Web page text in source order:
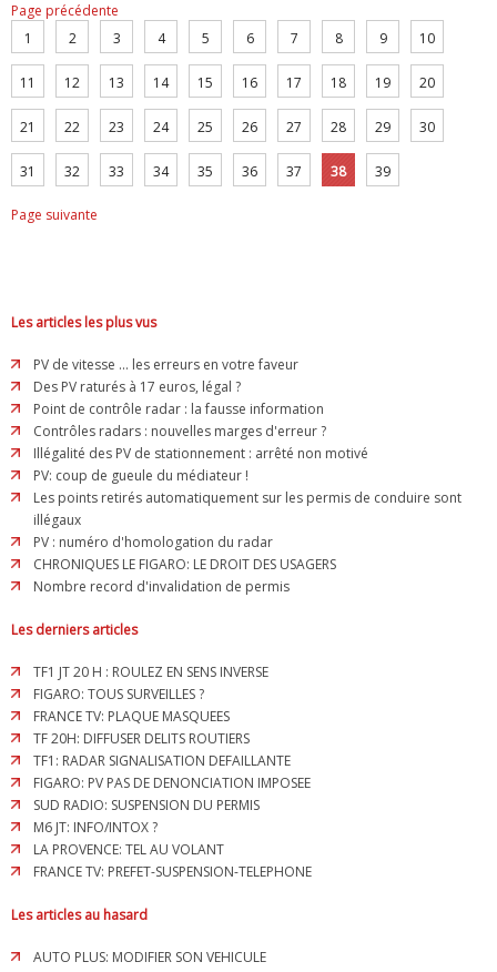
Page précédente
1
2 3 4 5 6 7 8 9 10
11 12 13 14 15 16 17 18 19 20
21 22 23 24 25 26 27 28 29 30
31 32 33 34 35 36 37 38 39
Page suivante
Les articles les plus vus
PV de vitesse ... les erreurs en votre faveur
Des PV raturés à 17 euros, légal ?
Point de contrôle radar : la fausse information
Contrôles radars : nouvelles marges d'erreur ?
Illégalité des PV de stationnement : arrêté non motivé
PV: coup de gueule du médiateur !
Les points retirés automatiquement sur les permis de conduire sont
illégaux
PV : numéro d'homologation du radar
CHRONIQUES LE FIGARO: LE DROIT DES USAGERS
Nombre record d'invalidation de permis
Les derniers articles
TF1 JT 20 H : ROULEZ EN SENS INVERSE
FIGARO: TOUS SURVEILLES ?
FRANCE TV: PLAQUE MASQUEES
TF 20H: DIFFUSER DELITS ROUTIERS
TF1: RADAR SIGNALISATION DEFAILLANTE
FIGARO: PV PAS DE DENONCIATION IMPOSEE
SUD RADIO: SUSPENSION DU PERMIS
M6 JT: INFO/INTOX ?
LA PROVENCE: TEL AU VOLANT
FRANCE TV: PREFET-SUSPENSION-TELEPHONE
Les articles au hasard
AUTO PLUS: MODIFIER SON VEHICULE